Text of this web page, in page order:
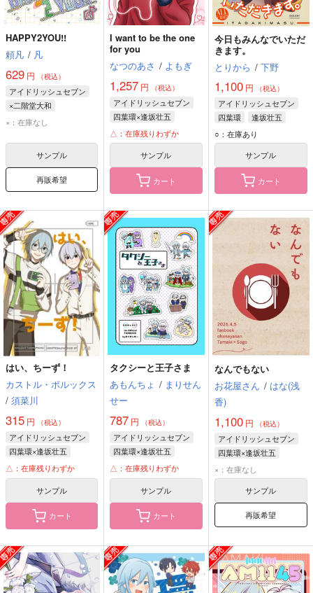
HAPPY2YOU!!
頼凡 / 凡
629 円 （税込）
アイドリッシュセブン
×二階堂大和
二階堂大和
×：在庫なし
サンプル
再販希望
I want to be the one
for you
なつのあさ / よもぎ
1,257 円 （税込）
アイドリッシュセブン
四葉環×逢坂壮五
逢坂壮五
四葉環
△：在庫残りわずか
サンプル
カート
今日もみんなでいただ
きます。
とりから / 下野
1,100円 （税込）
アイドリッシュセブン
四葉環
逢坂壮五
和泉三月
○：在庫あり
サンプル
カート
はい、ちーず！
カストル・ポルックス
/ 須菜川
315 円 （税込）
アイドリッシュセブン
四葉環×逢坂壮五
四葉環
逢坂壮五
△：在庫残りわずか
サンプル
カート
タクシーと王子さま
あもんちょ / まりせん
せー
787 円 （税込）
アイドリッシュセブン
四葉環×逢坂壮五
四葉環
逢坂壮五
△：在庫残りわずか
サンプル
カート
なんでもない
お花屋さん / はな(浅
香)
1,100円 （税込）
アイドリッシュセブン
四葉環×逢坂壮五
四葉環
逢坂壮五
×：在庫なし
サンプル
再販希望